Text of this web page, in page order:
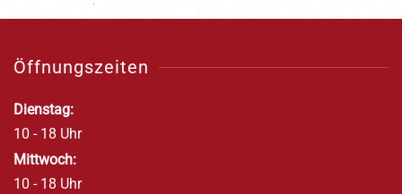
Öffnungszeiten
Dienstag:
10 - 18 Uhr
Mittwoch:
10 - 18 Uhr